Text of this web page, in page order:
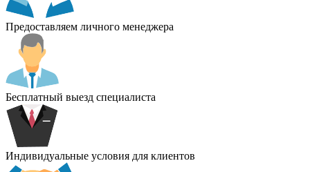
Предоставляем личного менеджера
Бесплатный выезд специалиста
Индивидуальные условия для клиентов